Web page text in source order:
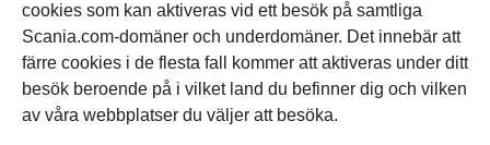
cookies som kan aktiveras vid ett besök på samtliga
Scania.com-domäner och underdomäner. Det innebär att
färre cookies i de flesta fall kommer att aktiveras under ditt
besök beroende på i vilket land du befinner dig och vilken
av våra webbplatser du väljer att besöka.